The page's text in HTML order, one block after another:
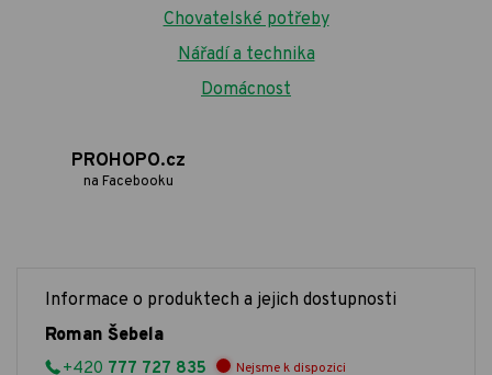
Chovatelské potřeby
Nářadí a technika
Domácnost
PROHOPO.cz
na Facebooku
Informace o produktech a jejich dostupnosti
Roman Šebela
+420 777 727 835 Nejsme k dispozici